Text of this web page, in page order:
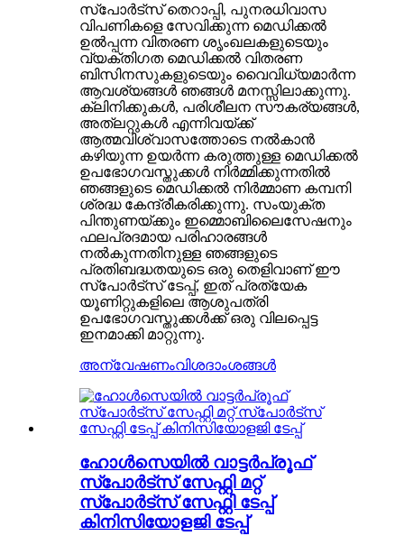
സ്പോർട്സ് തെറാപ്പി, പുനരധിവാസ
വിപണികളെ സേവിക്കുന്ന മെഡിക്കൽ
ഉൽപ്പന്ന വിതരണ ശൃംഖലകളുടെയും
വ്യക്തിഗത മെഡിക്കൽ വിതരണ
ബിസിനസുകളുടെയും വൈവിധ്യമാർന്ന
ആവശ്യങ്ങൾ ഞങ്ങൾ മനസ്സിലാക്കുന്നു.
ക്ലിനിക്കുകൾ, പരിശീലന സൗകര്യങ്ങൾ,
അത്ലറ്റുകൾ എന്നിവയ്ക്ക്
ആത്മവിശ്വാസത്തോടെ നൽകാൻ
കഴിയുന്ന ഉയർന്ന കരുത്തുള്ള മെഡിക്കൽ
ഉപഭോഗവസ്തുക്കൾ നിർമ്മിക്കുന്നതിൽ
ഞങ്ങളുടെ മെഡിക്കൽ നിർമ്മാണ കമ്പനി
ശ്രദ്ധ കേന്ദ്രീകരിക്കുന്നു. സംയുക്ത
പിന്തുണയ്ക്കും ഇമ്മൊബിലൈസേഷനും
ഫലപ്രദമായ പരിഹാരങ്ങൾ
നൽകുന്നതിനുള്ള ഞങ്ങളുടെ
പ്രതിബദ്ധതയുടെ ഒരു തെളിവാണ് ഈ
സ്പോർട്സ് ടേപ്പ്, ഇത് പ്രത്യേക
യൂണിറ്റുകളിലെ ആശുപത്രി
ഉപഭോഗവസ്തുക്കൾക്ക് ഒരു വിലപ്പെട്ട
ഇനമാക്കി മാറ്റുന്നു.
അന്വേഷണംവിശദാംശങ്ങൾ
ഹോൾസെയിൽ വാട്ടർപ്രൂഫ്
സ്പോർട്സ് സേഫ്റ്റി മറ്റ്
സ്പോർട്സ് സേഫ്റ്റി ടേപ്പ്
കിനിസിയോളജി ടേപ്പ്